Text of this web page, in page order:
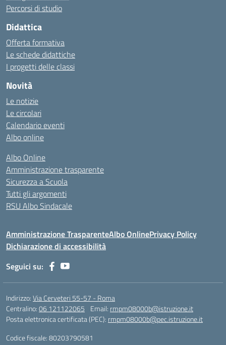
Percorsi di studio
Didattica
Offerta formativa
Le schede didattiche
I progetti delle classi
Novità
Le notizie
Le circolari
Calendario eventi
Albo online
Albo Online
Amministrazione trasparente
Sicurezza a Scuola
Tutti gli argomenti
RSU Albo Sindacale
Amministrazione TrasparenteAlbo OnlinePrivacy Policy
Dichiarazione di accessibilità
Seguici su:
Indirizzo:Via Cerveteri 55-57 - Roma
Centralino:06 121122065 Email: rmpm08000b@istruzione.it
Posta elettronica certificata (PEC): rmpm08000b@pec.istruzione.it
Codice fiscale: 80203790581